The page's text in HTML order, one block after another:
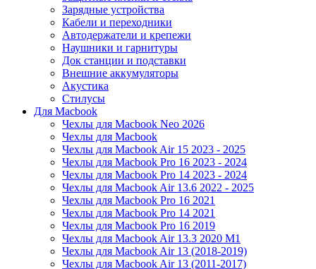
Зарядные устройства
Кабели и переходники
Автодержатели и крепежи
Наушники и гарнитуры
Док станции и подставки
Внешние аккумуляторы
Акустика
Стилусы
Для Macbook
Чехлы для Macbook Neo 2026
Чехлы для Macbook
Чехлы для Macbook Air 15 2023 - 2025
Чехлы для Macbook Pro 16 2023 - 2024
Чехлы для Macbook Pro 14 2023 - 2024
Чехлы для Macbook Air 13.6 2022 - 2025
Чехлы для Macbook Pro 16 2021
Чехлы для Macbook Pro 14 2021
Чехлы для Macbook Pro 16 2019
Чехлы для Macbook Air 13.3 2020 M1
Чехлы для Macbook Air 13 (2018-2019)
Чехлы для Macbook Air 13 (2011-2017)